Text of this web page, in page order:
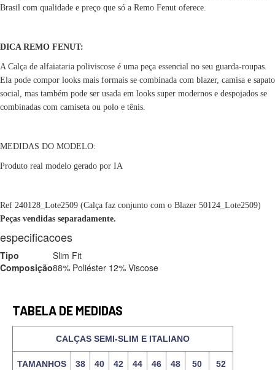
Brasil com qualidade e preço que só a Remo Fenut oferece.
DICA REMO FENUT:
A Calça de alfaiataria poliviscose é uma peça essencial no seu guarda-roupas.
Ela pode compor looks mais formais se combinada com blazer, camisa e sapato
social, mas também pode ser usada em looks super modernos e despojados se
combinadas com camiseta ou polo e tênis.
MEDIDAS DO MODELO:
Produto real modelo gerado por IA
Ref 240128_Lote2509 (Calça faz conjunto com o Blazer 50124_Lote2509)
Peças vendidas separadamente.
especificacoes
Tipo
Slim Fit
Composição88% Poliéster 12% Viscose
TABELA DE MEDIDAS
CALÇAS SEMI-SLIM E ITALIANO
TAMANHOS 38 40 42 44 46 48 50 52